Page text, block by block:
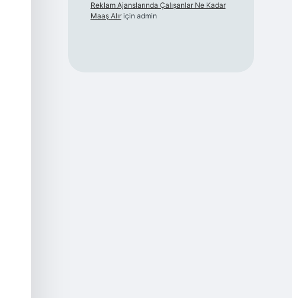
Reklam Ajanslarında Çalışanlar Ne Kadar
Maaş Alıriçin admin